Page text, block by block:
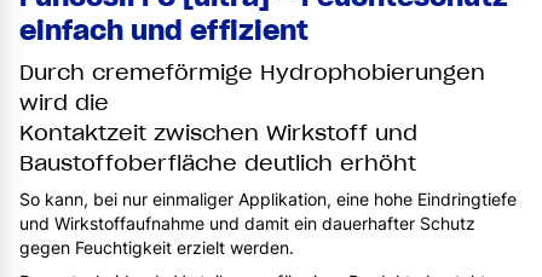
einfach und effizient
Durch cremeförmige Hydrophobierungen
wird die
Kontaktzeit zwischen Wirkstoff und
Baustoffoberfläche deutlich erhöht
So kann, bei nur einmaliger Applikation, eine hohe Eindringtiefe
und Wirkstoffaufnahme und damit ein dauerhafter Schutz
gegen Feuchtigkeit erzielt werden.